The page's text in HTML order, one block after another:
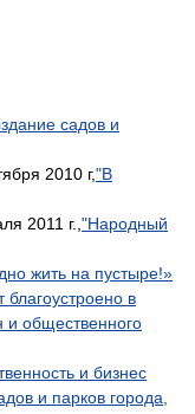
садов и
2010 г,"В
2011 г., "Народный
жить на пустыре!»
в
и общественного
и бизнес
и парков города,